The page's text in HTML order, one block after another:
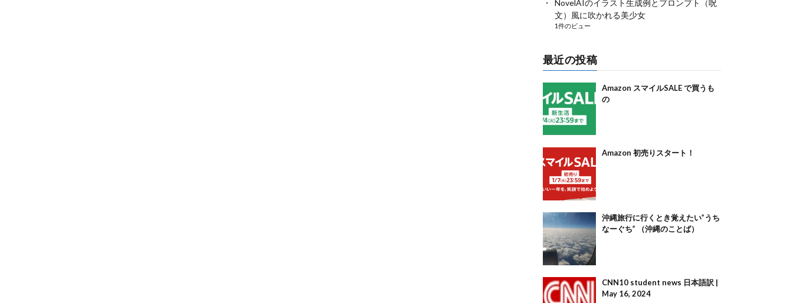
NovelAIのイラスト生成例とプロンプト（呪
文）風に吹かれる美少女
1件のビュー
最近の投稿
Amazon スマイルSALE で買うも
の
Amazon 初売りスタート！
沖縄旅行に行くとき覚えたい”うち
なーぐち” （沖縄のことば）
CNN10 student news 日本語訳 |
May 16, 2024